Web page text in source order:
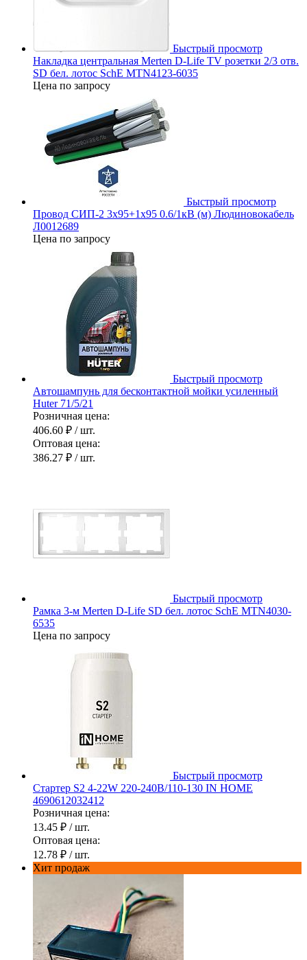
Быстрый просмотр
Накладка центральная Merten D-Life TV розетки 2/3 отв.
SD бел. лотос SchE MTN4123-6035
Цена по запросу
Быстрый просмотр
Провод СИП-2 3х95+1х95 0.6/1кВ (м) Людиновокабель
Л0012689
Цена по запросу
Быстрый просмотр
Автошампунь для бесконтактной мойки усиленный
Huter 71/5/21
Розничная цена:
406.60 ₽ / шт.
Оптовая цена:
386.27 ₽ / шт.
Быстрый просмотр
Рамка 3-м Merten D-Life SD бел. лотос SchE MTN4030-
6535
Цена по запросу
Быстрый просмотр
Стартер S2 4-22W 220-240В/110-130 IN HOME
4690612032412
Розничная цена:
13.45 ₽ / шт.
Оптовая цена:
12.78 ₽ / шт.
Хит продаж